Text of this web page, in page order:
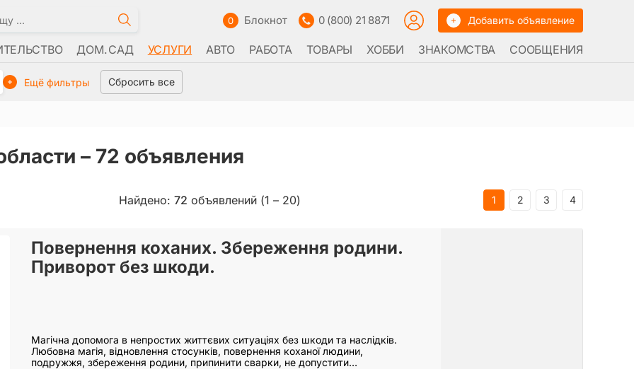
0 Блокнот 0 (800) 21 8871 Добавить объявление
ДОМ. САД УСЛУГИ АВТО РАБОТА ТОВАРЫ ХОББИ ЗНАКОМСТВА СООБЩЕНИЯ
Ещё фильтры Сбросить все
– 72 объявления
Найдено: 72 объявлений (1 – 20) 1 2 3 4
Повернення коханих. Збереження родини.
Приворот без шкоди.
Магічна допомога в непростих життєвих ситуаціях без шкоди та наслідків.
Любовна магія, відновлення стосунків, повернення коханої людини,
подружжя, збереження родини, припинити сварки, не допустити…